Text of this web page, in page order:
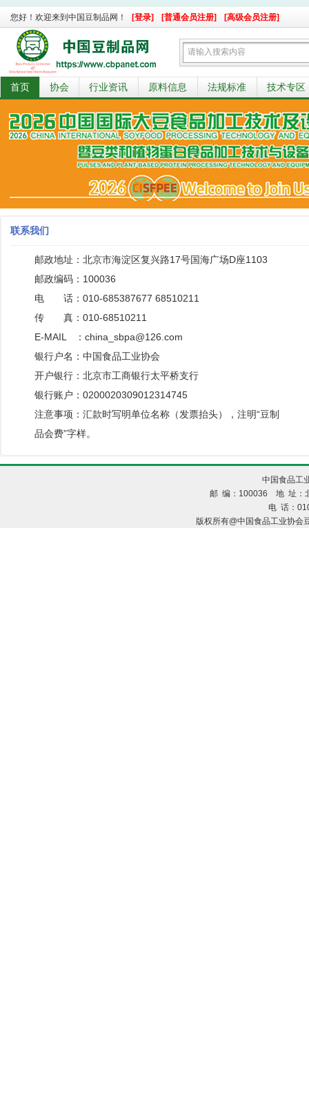
您好！欢迎来到中国豆制品网！ [登录] [普通会员注册] [高级会员注册]
首页 协会 行业资讯 原料信息 法规标准 技术专区
联系我们
邮政地址：北京市海淀区复兴路17号国海广场D座1103
邮政编码：100036
电 话：010-685387677 68510211
传 真：010-68510211
E-MAIL ：china_sbpa@126.com
银行户名：中国食品工业协会
开户银行：北京市工商银行太平桥支行
银行账户：0200020309012314745
注意事项：汇款时写明单位名称（发票抬头），注明“豆制
品会费”字样。
中国食品工
邮 编：100036 地 址：
电 话：
版权所有@中国食品工业协